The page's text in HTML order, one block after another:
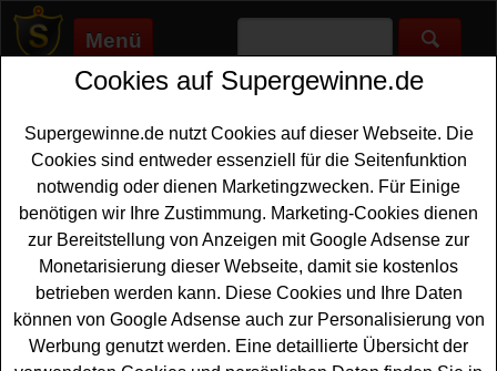
Menü
Supergewinne.de>Gewinnspiele>Reise Gewinnspiele>Yakult
Anzeige:
Anzeige:
Yakult Gewinnspiel - tolle Preise
bei Probiopoly gewinnen
Ein tolles Yakult Gewinnspiel 2026 - das große
Probiopoly. Yakult verlost als Hauptgewinn einen
Cookies auf Supergewinne.de
Supergewinne.de nutzt Cookies auf dieser Webseite. Die
Cookies sind entweder essenziell für die Seitenfunktion
notwendig oder dienen Marketingzwecken. Für Einige
benötigen wir Ihre Zustimmung. Marketing-Cookies dienen
zur Bereitstellung von Anzeigen mit Google Adsense zur
Monetarisierung dieser Webseite, damit sie kostenlos
betrieben werden kann. Diese Cookies und Ihre Daten
können von Google Adsense auch zur Personalisierung von
Werbung genutzt werden. Eine detaillierte Übersicht der